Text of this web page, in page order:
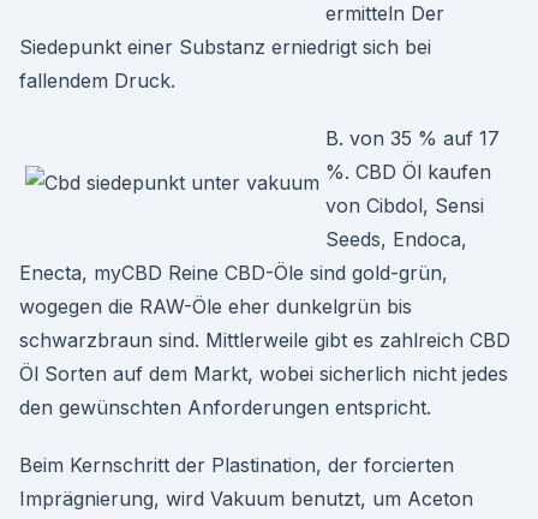
ermitteln Der
Siedepunkt einer Substanz erniedrigt sich bei
fallendem Druck.
B. von 35 % auf 17
%. CBD Öl kaufen
von Cibdol, Sensi
Seeds, Endoca,
Enecta, myCBD Reine CBD-Öle sind gold-grün,
wogegen die RAW-Öle eher dunkelgrün bis
schwarzbraun sind. Mittlerweile gibt es zahlreich CBD
Öl Sorten auf dem Markt, wobei sicherlich nicht jedes
den gewünschten Anforderungen entspricht.
Beim Kernschritt der Plastination, der forcierten
Imprägnierung, wird Vakuum benutzt, um Aceton